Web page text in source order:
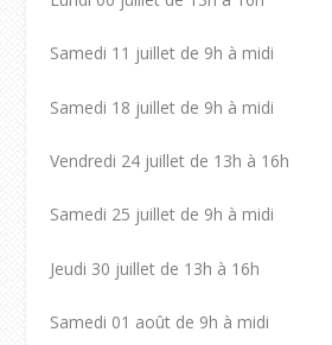
Samedi 11 juillet de 9h à midi
Samedi 18 juillet de 9h à midi
Vendredi 24 juillet de 13h à 16h
Samedi 25 juillet de 9h à midi
Jeudi 30 juillet de 13h à 16h
Samedi 01 août de 9h à midi